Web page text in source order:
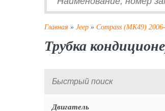
Главная » Jeep » Compass (MK49)
Трубка
Двигатель